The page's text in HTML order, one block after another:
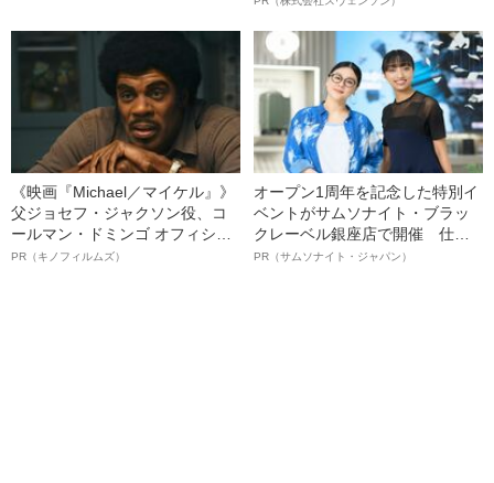
ト”が生み出した徹底ケアとは
《映画『Michael／マイケル』》
父ジョセフ・ジャクソン役、コ
ールマン・ドミンゴ オフィシャ
ルインタビュー“観客を魅了した
PR（キノフィルムズ）
オープン1周年を記念した特別イ
ベントがサムソナイト・ブラッ
クレーベル銀座店で開催 仕事
も人生も自分らしく～笑顔あふ
PR（サムソナイト・ジャパン）